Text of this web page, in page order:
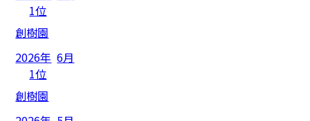
1位
創樹園
2026年 6月
1位
創樹園